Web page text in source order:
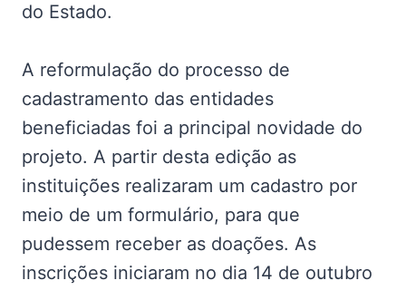
do Estado.
A reformulação do processo de
cadastramento das entidades
beneficiadas foi a principal novidade do
projeto. A partir desta edição as
instituições realizaram um cadastro por
meio de um formulário, para que
pudessem receber as doações. As
inscrições iniciaram no dia 14 de outubro